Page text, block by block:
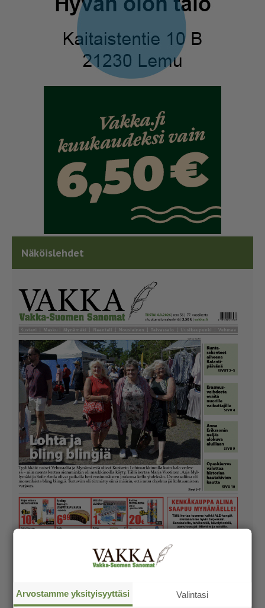
Näköislehdet
Arvostamme yksityisyyttäsi Valintasi